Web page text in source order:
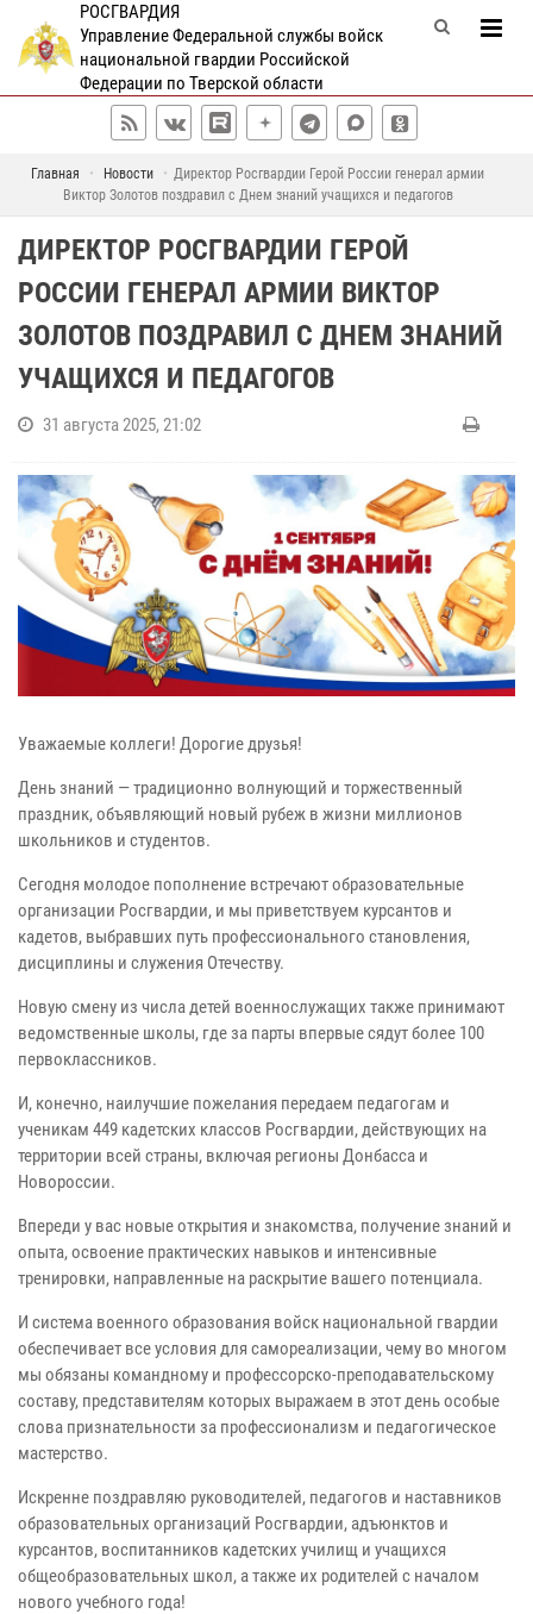
РОСГВАРДИЯ
Управление Федеральной службы войск
национальной гвардии Российской
Федерации по Тверской области
Главная Новости
Директор Росгвардии Герой России генерал армии
Виктор Золотов поздравил с Днем знаний учащихся и педагогов
ДИРЕКТОР РОСГВАРДИИ ГЕРОЙ
РОССИИ ГЕНЕРАЛ АРМИИ ВИКТОР
ЗОЛОТОВ ПОЗДРАВИЛ С ДНЕМ ЗНАНИЙ
УЧАЩИХСЯ И ПЕДАГОГОВ
31 августа 2025, 21:02
Уважаемые коллеги! Дорогие друзья!
День знаний — традиционно волнующий и торжественный
праздник, объявляющий новый рубеж в жизни миллионов
школьников и студентов.
Сегодня молодое пополнение встречают образовательные
организации Росгвардии, и мы приветствуем курсантов и
кадетов, выбравших путь профессионального становления,
дисциплины и служения Отечеству.
Новую смену из числа детей военнослужащих также принимают
ведомственные школы, где за парты впервые сядут более 100
первоклассников.
И, конечно, наилучшие пожелания передаем педагогам и
ученикам 449 кадетских классов Росгвардии, действующих на
территории всей страны, включая регионы Донбасса и
Новороссии.
Впереди у вас новые открытия и знакомства, получение знаний и
опыта, освоение практических навыков и интенсивные
тренировки, направленные на раскрытие вашего потенциала.
И система военного образования войск национальной гвардии
обеспечивает все условия для самореализации, чему во многом
мы обязаны командному и профессорско-преподавательскому
составу, представителям которых выражаем в этот день особые
слова признательности за профессионализм и педагогическое
мастерство.
Искренне поздравляю руководителей, педагогов и наставников
образовательных организаций Росгвардии, адъюнктов и
курсантов, воспитанников кадетских училищ и учащихся
общеобразовательных школ, а также их родителей с началом
нового учебного года!